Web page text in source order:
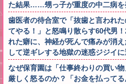
た結果……甥っ子が重度の中二病を
歯医者の待合室で「抜歯と言われ
てやる！」と怒鳴り散らす60代男
れた癖に、神経が死んで痛みが消
して逆ギレする地獄の迷惑ジジイに
なぜ保育園は「仕事終わりの買い
厳しく怒るのか？「お金を払って